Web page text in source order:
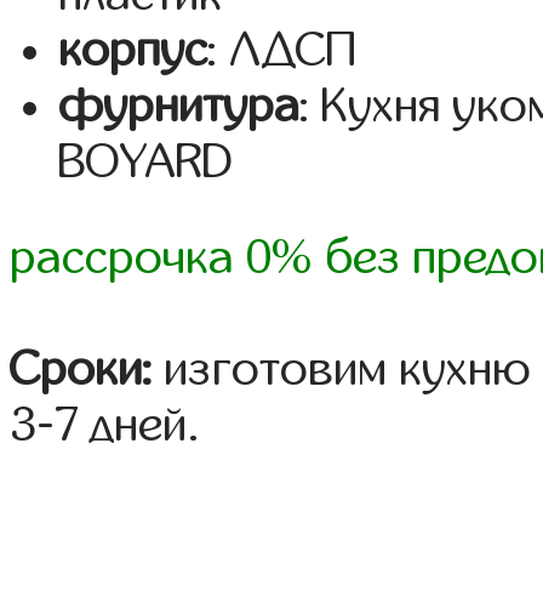
корпус: ЛДСП
фурнитура: Кухня
BOYARD
рассрочка 0% без
Сроки: изготовим
3-7 дней.